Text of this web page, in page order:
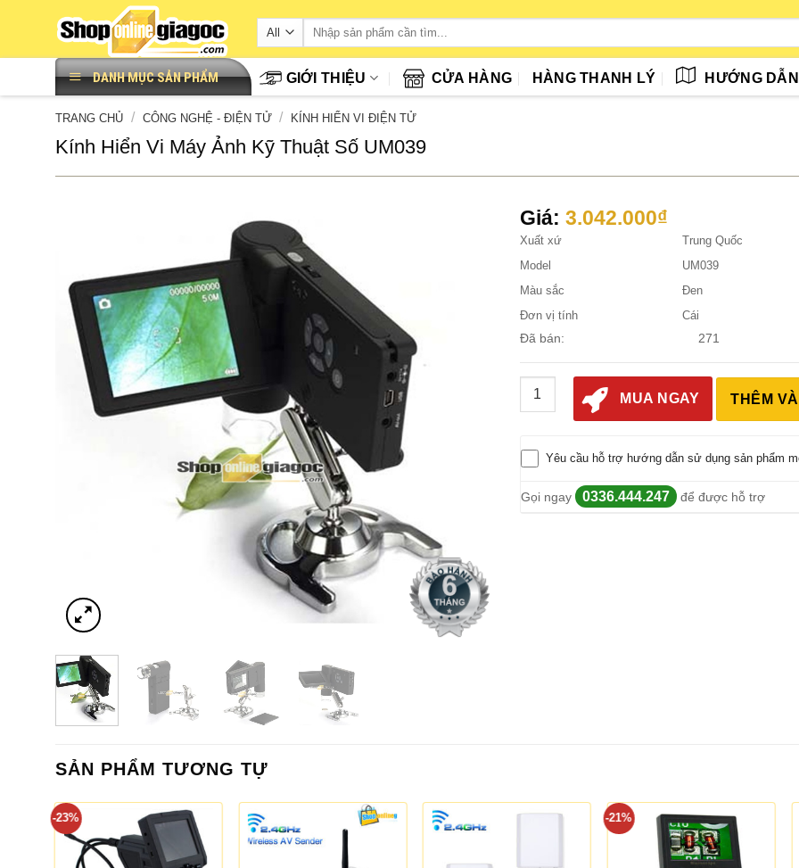
content
DANH MỤC SẢN PHẨM GIỚI THIỆU CỬA HÀNG HÀNG THANH LÝ HƯỚNG DẪN
TRANG CHỦ / CÔNG NGHỆ - ĐIỆN TỬ / KÍNH HIỂN VI ĐIỆN TỬ
Kính Hiển Vi Máy Ảnh Kỹ Thuật Số UM039
Giá: 3.042.000₫
Xuất xứ
Trung Quốc
Model
UM039
Màu sắc
Đen
Đơn vị tính
Cái
Đã bán: 271
Kính Hiển Vi Máy Ảnh Kỹ Thuật Số UM039 số
MUA NGAY THÊM
Yêu cầu hỗ trợ hướng dẫn sử dụng sản phẩm
Gọi ngay 0336.444.247 để được hỗ trợ
SẢN PHẨM TƯƠNG TỰ
-23% -21%